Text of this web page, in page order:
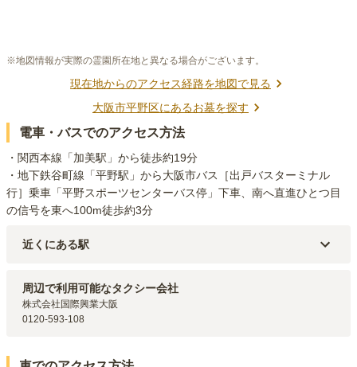
※地図情報が実際の霊園所在地と異なる場合がございます。
現在地からのアクセス経路を地図で見る
大阪市平野区にあるお墓を探す
電車・バスでのアクセス方法
・関西本線「加美駅」から徒歩約19分
・地下鉄谷町線「平野駅」から大阪市バス［出戸バスターミナル
行］乗車「平野スポーツセンターバス停」下車、南へ直進ひとつ目
の信号を東へ100m徒歩約3分
近くにある駅
おおさか東線
新加美駅（2.4km）
周辺で利用可能なタクシー会社
株式会社国際興業大阪
0120-593-108